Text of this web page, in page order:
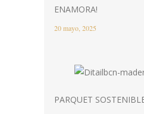
ENAMORA!
20 mayo, 2025
PARQUET